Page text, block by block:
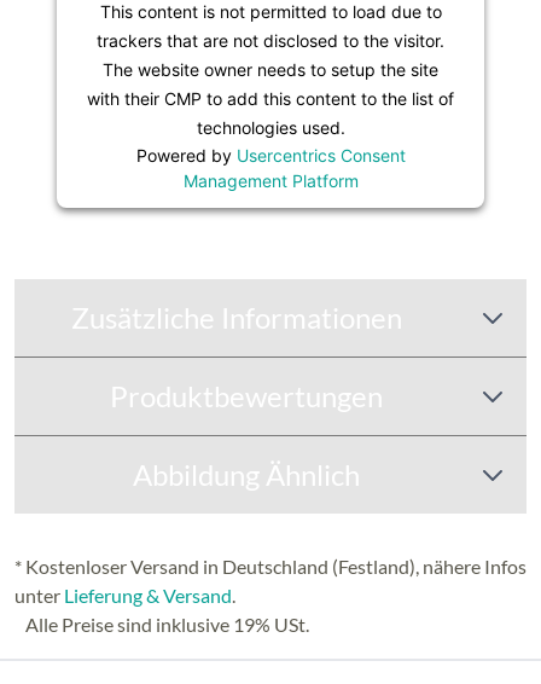
This content is not permitted to load due to
trackers that are not disclosed to the visitor.
The website owner needs to setup the site
with their CMP to add this content to the list of
technologies used.
Powered by Usercentrics Consent
Management Platform
Zusätzliche Informationen
Produktbewertungen
Abbildung Ähnlich
* Kostenloser Versand in Deutschland (Festland), nähere Infos
unter Lieferung & Versand
Alle Preise sind inklusive 19% USt.